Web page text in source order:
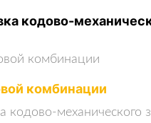
кодово-
комбинации
кодово-механического